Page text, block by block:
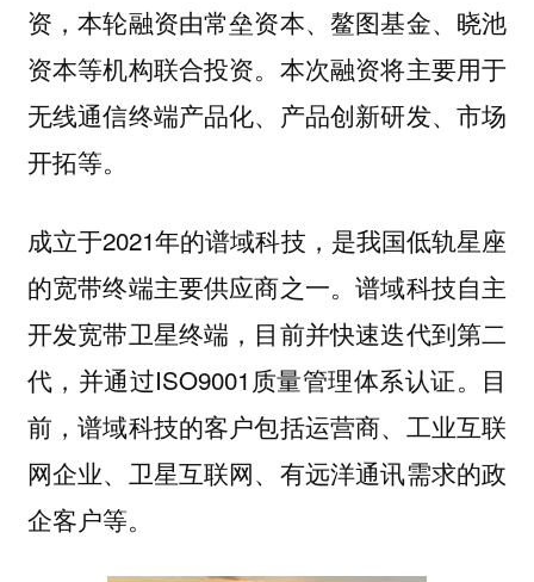
资，本轮融资由常垒资本、鳌图基金、晓池
资本等机构联合投资。本次融资将主要用于
无线通信终端产品化、产品创新研发、市场
开拓等。
成立于2021年的谱域科技，是我国低轨星座
的宽带终端主要供应商之一。谱域科技自主
开发宽带卫星终端，目前并快速迭代到第二
代，并通过ISO9001质量管理体系认证。目
前，谱域科技的客户包括运营商、工业互联
网企业、卫星互联网、有远洋通讯需求的政
企客户等。